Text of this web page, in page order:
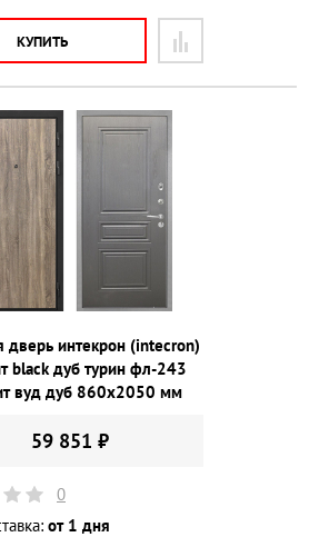
КУПИТЬ
дверь интекрон (intecron)
black дуб турин фл-243
вуд дуб 860х2050 мм
59 851 ₽
0
от 1 дня